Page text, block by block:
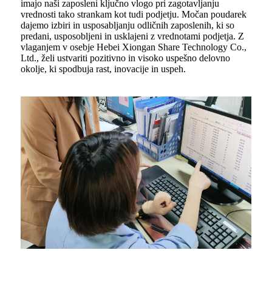
imajo naši zaposleni ključno vlogo pri zagotavljanju
vrednosti tako strankam kot tudi podjetju. Močan poudarek
dajemo izbiri in usposabljanju odličnih zaposlenih, ki so
predani, usposobljeni in usklajeni z vrednotami podjetja. Z
vlaganjem v osebje Hebei Xiongan Share Technology Co.,
Ltd., želi ustvariti pozitivno in visoko uspešno delovno
okolje, ki spodbuja rast, inovacije in uspeh.